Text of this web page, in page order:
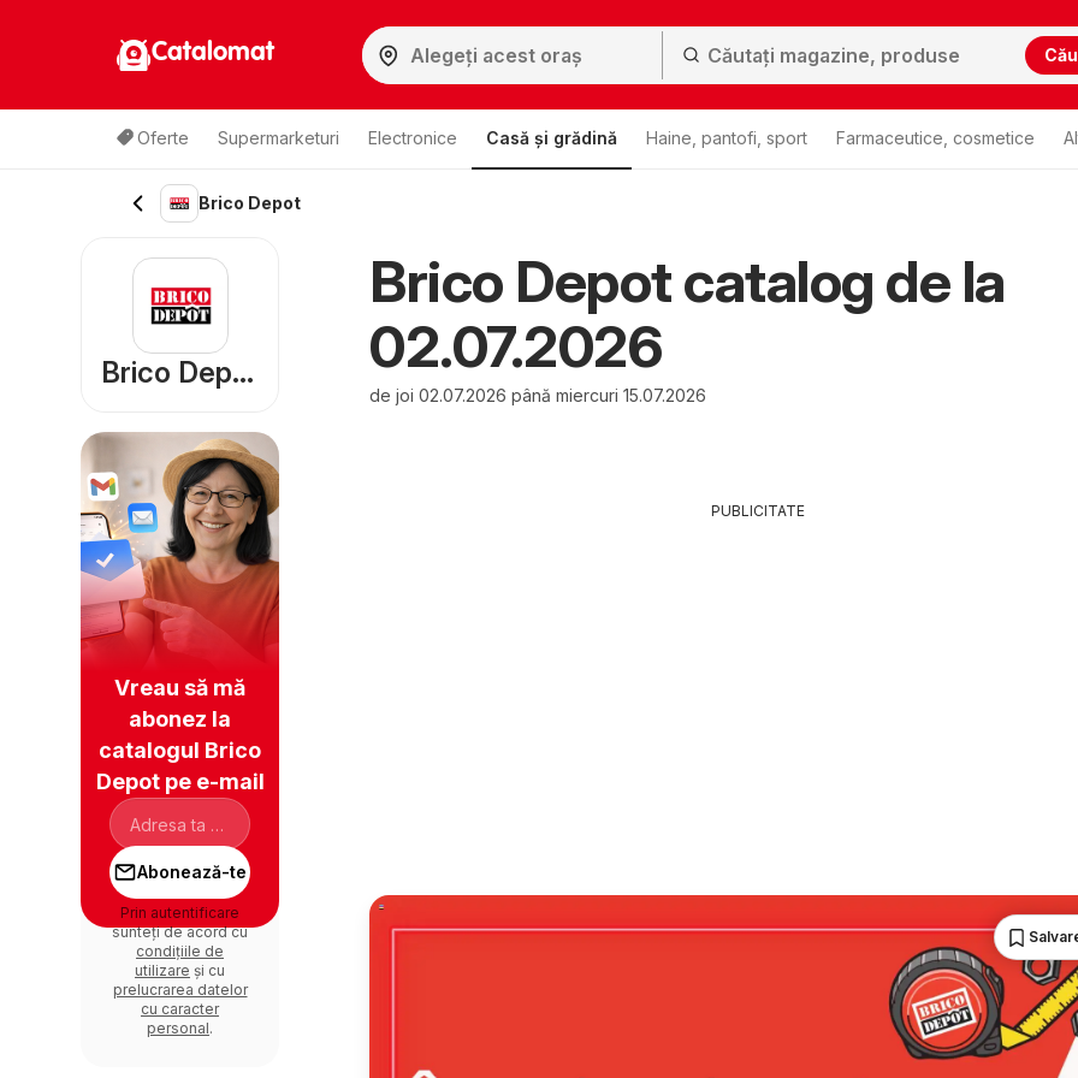
Catalomat
Oferte Supermarketuri Electronice Casă și grădină Haine, pantofi, sport Farmaceutice, cosmetice
Brico Depot
Brico Depot catalog de la
02.07.2026
de joi 02.07.2026 până miercuri 15.07.2026
PUBLICITATE
Brico Depot
Vreau să mă
abonez la
catalogul Brico
Depot pe e-mail
Abonează-te
Prin autentificare
sunteți de acord cu
condițiile de
utilizare și cu
prelucrarea datelor
cu caracter
personal.